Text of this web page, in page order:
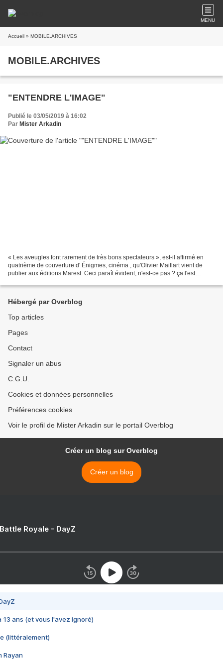
MENU
Accueil » MOBILE.ARCHIVES
MOBILE.ARCHIVES
"ENTENDRE L'IMAGE"
Publié le 03/05/2019 à 16:02
Par Mister Arkadin
« Les aveugles font rarement de très bons spectateurs », est-il affirmé en
quatrième de couverture d' Énigmes, cinéma , qu'Olivier Maillart vient de
publier aux éditions Marest. Ceci paraît évident, n'est-ce pas ? ça l'est
Hébergé par Overblog
Top articles
Pages
Contact
Signaler un abus
C.G.U.
Cookies et données personnelles
Préférences cookies
Voir le profil de Mister Arkadin sur le portail Overblog
Créer un blog sur Overblog
Créer un blog
Royale - DayZ
13 ans (et vous l'avez ignoré)
(littéralement)
Rayan